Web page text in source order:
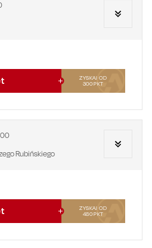
ZYSKAJ OD
300PKT
Rubińskiego
ZYSKAJ OD
480PKT